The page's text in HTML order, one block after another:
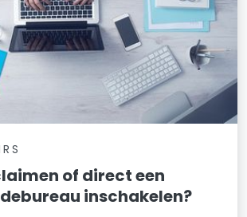
of direct een
inschakelen?